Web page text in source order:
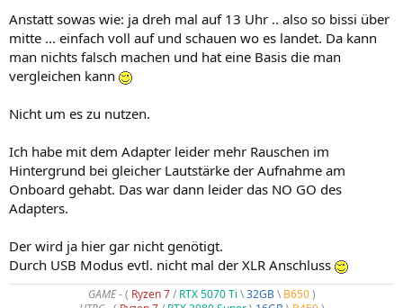
Anstatt sowas wie: ja dreh mal auf 13 Uhr .. also so bissi über
mitte ... einfach voll auf und schauen wo es landet. Da kann
man nichts falsch machen und hat eine Basis die man
vergleichen kann
Nicht um es zu nutzen.
Ich habe mit dem Adapter leider mehr Rauschen im
Hintergrund bei gleicher Lautstärke der Aufnahme am
Onboard gehabt. Das war dann leider das NO GO des
Adapters.
Der wird ja hier gar nicht genötigt.
Durch USB Modus evtl. nicht mal der XLR Anschluss
GAME- ( Ryzen 7/ RTX 5070 Ti \32GB\ B650)